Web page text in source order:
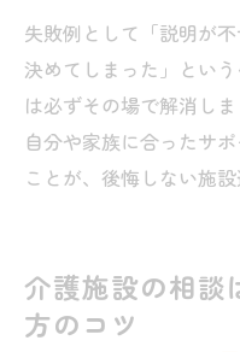
失敗例として「説明が
決めてしまった」とい
は必ずその場で解消し
自分や家族に合ったサ
ことが、後悔しない施
介護施設の相談
方のコツ